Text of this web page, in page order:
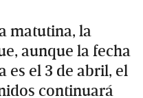
matutina, la
aunque la fecha
es el 3 de abril, el
continuará